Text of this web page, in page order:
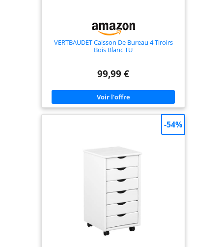
VERTBAUDET Caisson De Bureau 4 Tiroirs
Bois Blanc TU
99,99 €
-54%